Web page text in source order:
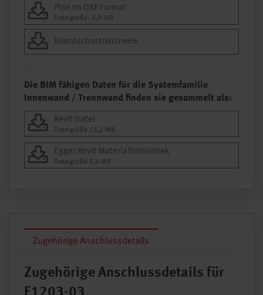
Plan im DXF Format
Dateigröße: 3,0 MB
Brandschutznachweis
Die BIM fähigen Daten für die Systemfamilie
Innenwand / Trennwand finden sie gesammelt als:
Revit Datei
Dateigröße 15,2 MB
Egger Revit Materialbibliothek
Dateigröße 9,4 MB
Zugehörige Anschlussdetails
Zugehörige Anschlussdetails für